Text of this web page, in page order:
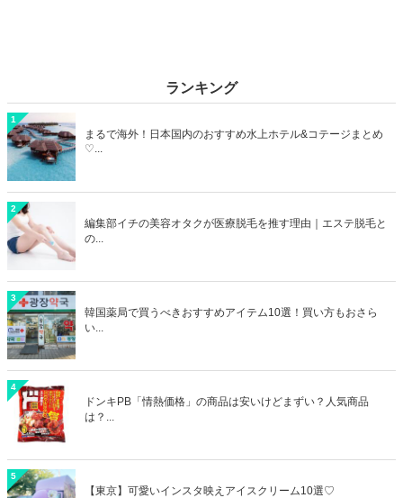
ランキング
1
まるで海外！日本国内のおすすめ水上ホテル&コテージまとめ
♡...
2
編集部イチの美容オタクが医療脱毛を推す理由｜エステ脱毛と
の...
3
韓国薬局で買うべきおすすめアイテム10選！買い方もおさら
い...
4
ドンキPB「情熱価格」の商品は安いけどまずい？人気商品
は？...
5
【東京】可愛いインスタ映えアイスクリーム10選♡